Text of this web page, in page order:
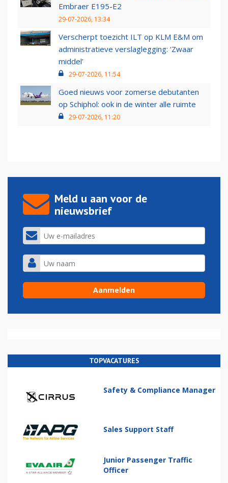
Embraer E195-E2
29-07-2026, 13:34
Verscherpt toezicht ILT op KLM E&M om
administratieve verslaglegging: ‘Zwaar
middel’
29-07-2026, 11:54
Goed nieuws voor zomerse debutanten
op Schiphol: ook in de winter alle ruimte
29-07-2026, 11:20
Meld u aan voor de
nieuwsbrief
TOPVACATURES
Safety & Compliance Manager
Sales Support Staff
Junior Passenger Traffic
Officer